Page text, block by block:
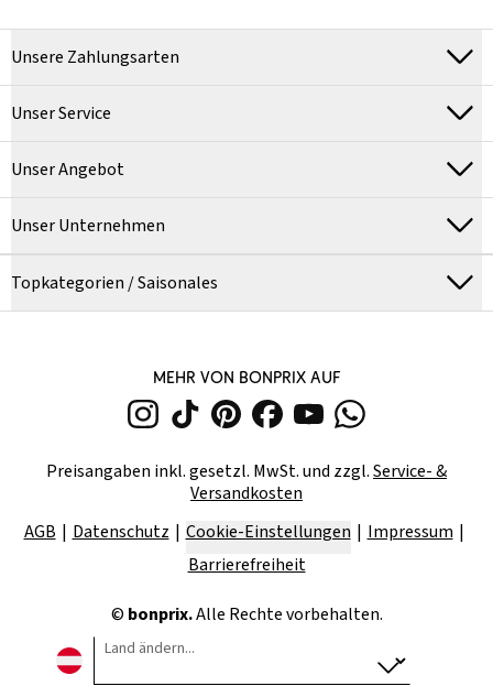
Unsere Zahlungsarten
Unser Service
Unser Angebot
Unser Unternehmen
Topkategorien / Saisonales
MEHR VON BONPRIX AUF
Preisangaben inkl. gesetzl. MwSt. und zzgl.Service- &
Versandkosten
AGB
Datenschutz Cookie-Einstellungen
Impressum
Barrierefreiheit
© bonprix.Alle Rechte vorbehalten.
Land ändern...